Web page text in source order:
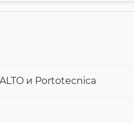
и Portotecnica